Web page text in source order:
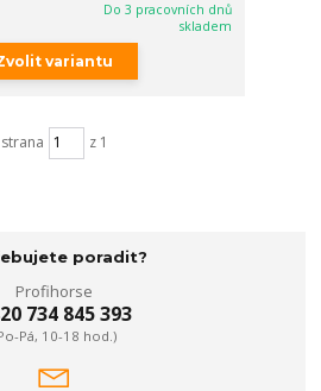
Do 3 pracovních dnů
skladem
variantu
strana z 1
poradit?
Profihorse
734 845 393
Pá, 10-18 hod.)